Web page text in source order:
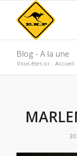
Blog - A la une
Vous êtes ici : Accueil